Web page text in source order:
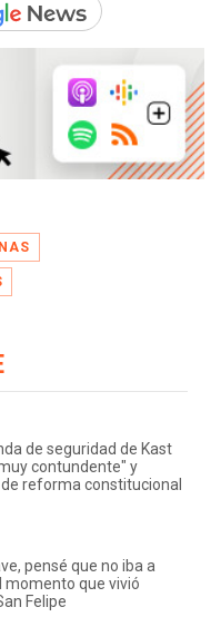
de seguridad de Kast
contundente" y
reforma constitucional
pensé que no iba a
momento que vivió
Felipe